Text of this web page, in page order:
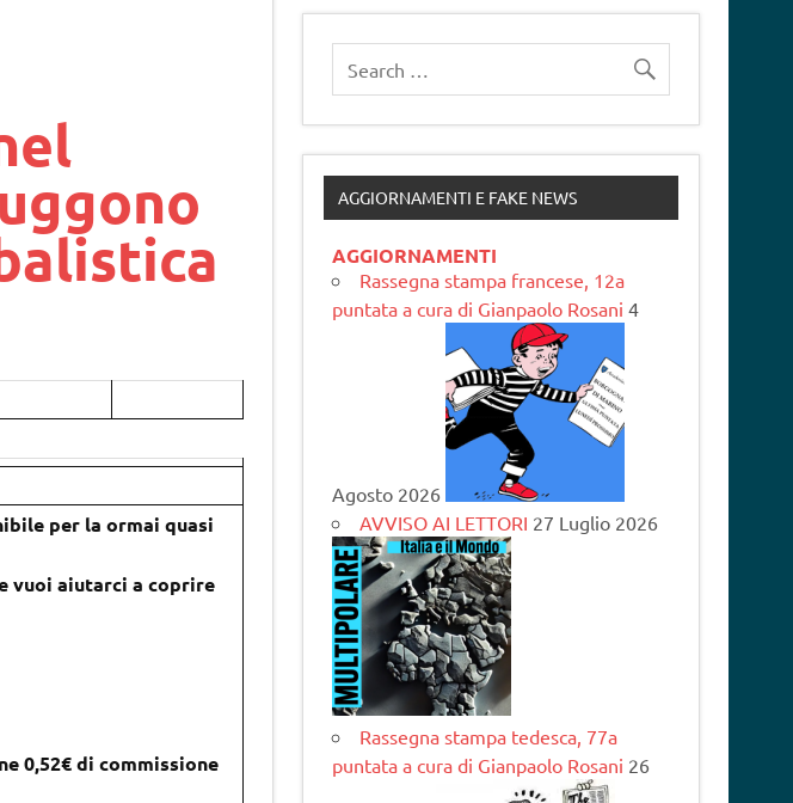
per la ormai quasi
vuoi aiutarci a coprire
0,52€ di commissione
AGGIORNAMENTI E FAKE NEWS
AGGIORNAMENTI
Rassegna stampa francese, 12a
puntata a cura di Gianpaolo Rosani 4
Agosto 2026
AVVISO AI LETTORI 27 Luglio 2026
Rassegna stampa tedesca, 77a
puntata a cura di Gianpaolo Rosani 26